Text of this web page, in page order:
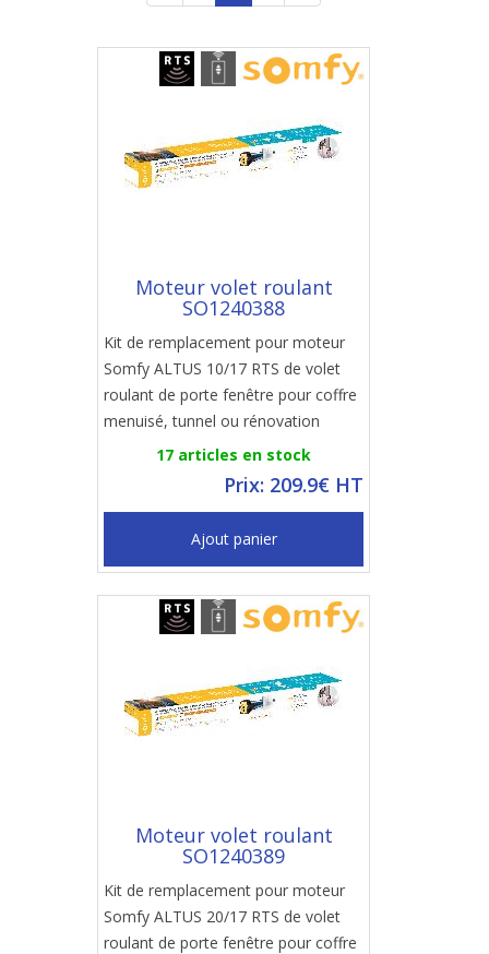
Moteur volet roulant
SO1240388
Kit de remplacement pour moteur
Somfy ALTUS 10/17 RTS de volet
roulant de porte fenêtre pour coffre
menuisé, tunnel ou rénovation
17 articles en stock
Prix: 209.9€ HT
Ajout panier
Moteur volet roulant
SO1240389
Kit de remplacement pour moteur
Somfy ALTUS 20/17 RTS de volet
roulant de porte fenêtre pour coffre